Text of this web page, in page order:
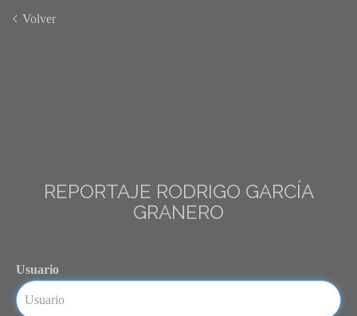
Volver
REPORTAJE RODRIGO GARCÍA
GRANERO
Usuario